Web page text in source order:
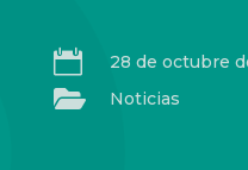
 28 de octubre
 Noticias